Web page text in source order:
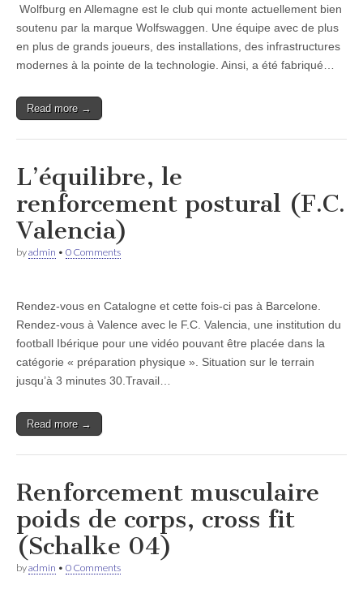
Wolfburg en Allemagne est le club qui monte actuellement bien
soutenu par la marque Wolfswaggen. Une équipe avec de plus
en plus de grands joueurs, des installations, des infrastructures
modernes à la pointe de la technologie. Ainsi, a été fabriqué…
Read more →
L’équilibre, le
renforcement postural (F.C.
Valencia)
byadmin • 0 Comments
Rendez-vous en Catalogne et cette fois-ci pas à Barcelone.
Rendez-vous à Valence avec le F.C. Valencia, une institution du
football Ibérique pour une vidéo pouvant être placée dans la
catégorie « préparation physique ». Situation sur le terrain
jusqu’à 3 minutes 30.Travail…
Read more →
Renforcement musculaire
poids de corps, cross fit
(Schalke 04)
byadmin • 0 Comments